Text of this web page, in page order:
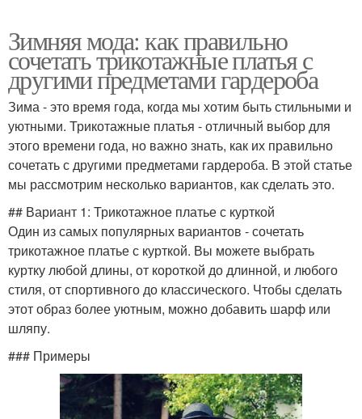
Зимняя мода: как правильно
сочетать трикотажные платья с
другими предметами гардероба
Зима - это время года, когда мы хотим быть стильными и
уютными. Трикотажные платья - отличный выбор для
этого времени года, но важно знать, как их правильно
сочетать с другими предметами гардероба. В этой статье
мы рассмотрим несколько вариантов, как сделать это.
## Вариант 1: Трикотажное платье с курткой
Один из самых популярных вариантов - сочетать
трикотажное платье с курткой. Вы можете выбрать
куртку любой длины, от короткой до длинной, и любого
стиля, от спортивного до классического. Чтобы сделать
этот образ более уютным, можно добавить шарф или
шляпу.
### Примеры